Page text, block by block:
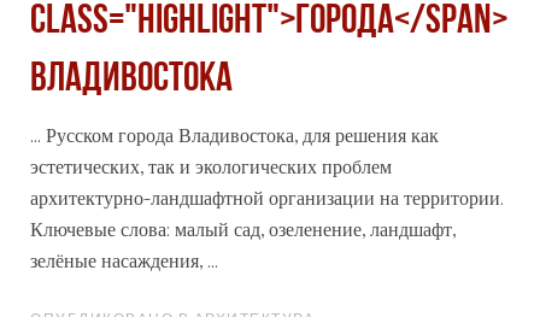
class="highlight">ГОРОДА</span>
ВЛАДИВОСТОКА
... Русском города Владивостока, для решения как
эстетических, так и экологических проблем
архитектурно-ландшафтной организации на территории.
Ключевые слова: малый сад, озеленение, ландшафт,
зелёные насаждения, ...